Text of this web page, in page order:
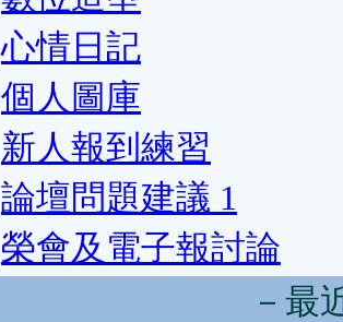
心情日記
個人圖庫
新人報到練習
論壇問題建議 1
榮會及電子報討論
－最